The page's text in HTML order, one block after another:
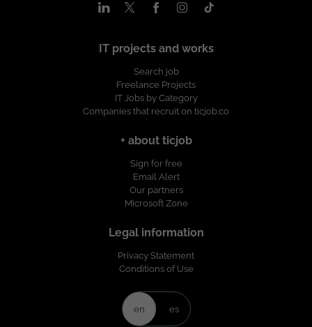
IT projects and works
Search job
Freelance Projects
IT Jobs by Category
Companies that recruit on ticjob.co
+ about ticjob
Sign for free
Email Alert
Our partners
Microsoft Zone
Legal information
Privacy Statement
Conditions of Use
en es